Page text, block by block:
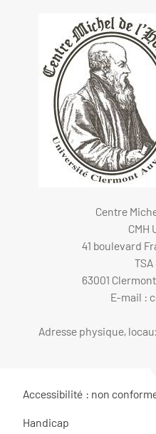
Centre
CMH
41 boulevard
63001
E-mail :
Adresse physique,
Accessibilité : non
Handicap